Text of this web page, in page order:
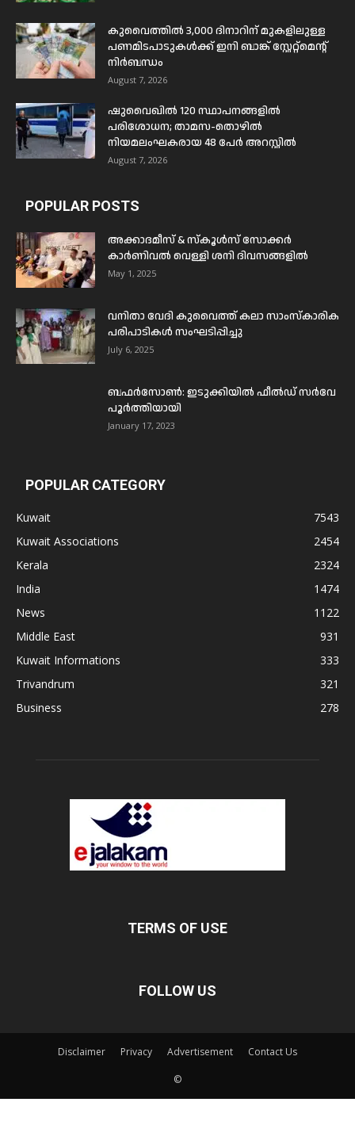
കുവൈത്തിൽ 3,000 ദിനാറിന് മുകളിലുള്ള
പണമിടപാടുകൾക്ക് ഇനി ബാങ്ക് സ്റ്റേറ്റ്മെന്റ്
നിർബന്ധം
August 7, 2026
ഷുവൈഖിൽ 120 സ്ഥാപനങ്ങളിൽ
പരിശോധന; താമസ-തൊഴിൽ
നിയമലംഘകരായ 48 പേർ അറസ്റ്റിൽ
August 7, 2026
POPULAR POSTS
അക്കാദമീസ് & സ്കൂൾസ് സോക്കർ
കാർണിവൽ വെള്ളി ശനി ദിവസങ്ങളിൽ
May 1, 2025
വനിതാ വേദി കുവൈത്ത് കലാ സാംസ്കാരിക
പരിപാടികൾ സംഘടിപ്പിച്ചു
July 6, 2025
ബഫര്‍സോണ്‍: ഇടുക്കിയില്‍ ഫീല്‍ഡ് സര്‍വേ
പൂര്‍ത്തിയായി
January 17, 2023
POPULAR CATEGORY
Kuwait
7543
Kuwait Associations
2454
Kerala
2324
India
1474
News
1122
Middle East
931
Kuwait Informations
333
Trivandrum
321
Business
278
TERMS OF USE
FOLLOW US
Disclaimer Privacy Advertisement Contact Us
©